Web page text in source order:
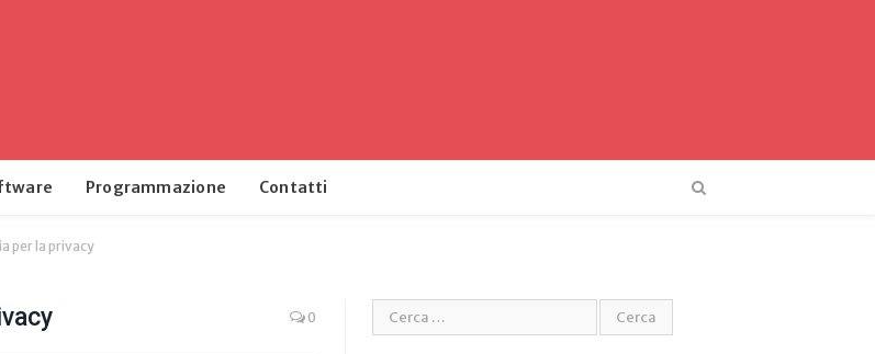
Programmazione Contatti
per la privacy
0